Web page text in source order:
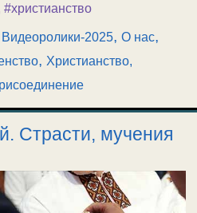
#христианство
Видеоролики-2025,О нас,
, Христианство,
Страсти, мучения